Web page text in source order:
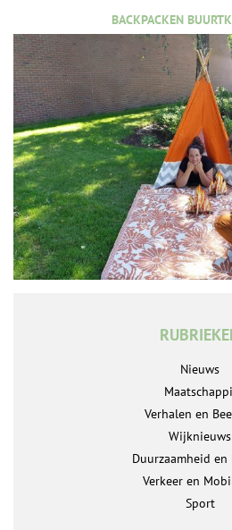
BACKPACKEN
Nieuws
Verhalen en
Wijknieuws
Duurzaamheid en
Verkeer en
Sport